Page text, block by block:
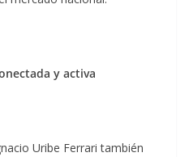
y activa
Uribe Ferrari también